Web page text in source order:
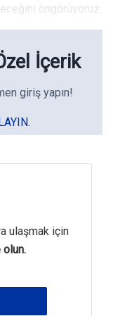
öngörüyoruz.
İçerik
giriş yapın!
ulaşmak için
olun.